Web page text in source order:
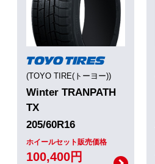
(TOYO TIRE(トーヨー))
Winter TRANPATH
TX
205/60R16
ホイールセット販売価格
100,400円